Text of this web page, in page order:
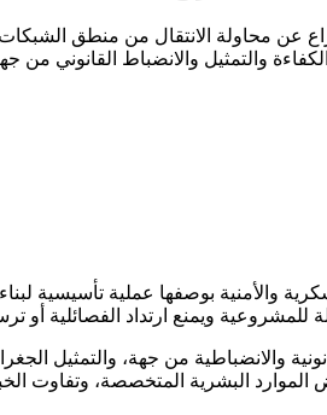
عن محاولة الانتقال من منطق
والتمثيل والانضباط القانوني من
والأمنية بوصفها عملية تأسيسية
للمشروعية ويمنع ارتداد الفصائلية أو
والانضباطية من جهة، والتمثيل
البشرية المتخصصة، وتفاوت